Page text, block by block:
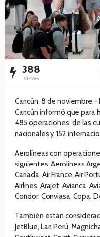
388
VIEWS
Cancún, 8 de
Cancún informó que para
485 operaciones, de las
nacionales y 152
Aerolíneas con
siguientes: Aerolíneas
Canada, Air France, Air
Airlines, Arajet, Avianca,
Condor, Conviasa, Copa,
También están
JetBlue, Lan Perú,